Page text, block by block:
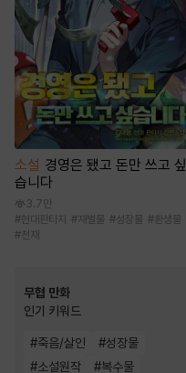
소설 경영은 됐고 돈만 쓰고 싶
습니다
3.7만
#현대판타지 # 재벌물 #성장물 # 환생물
#천재
무협 만화
인기 키워드
#죽음/살인 #성장물
#소설원작 #복수물